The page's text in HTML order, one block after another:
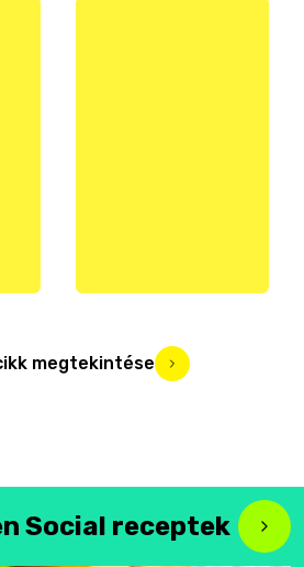
megtekintése
Social receptek